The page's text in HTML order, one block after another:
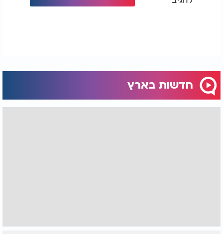
חדשות בארץ